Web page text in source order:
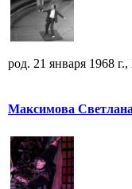
род. 21 января 1968
Максимова